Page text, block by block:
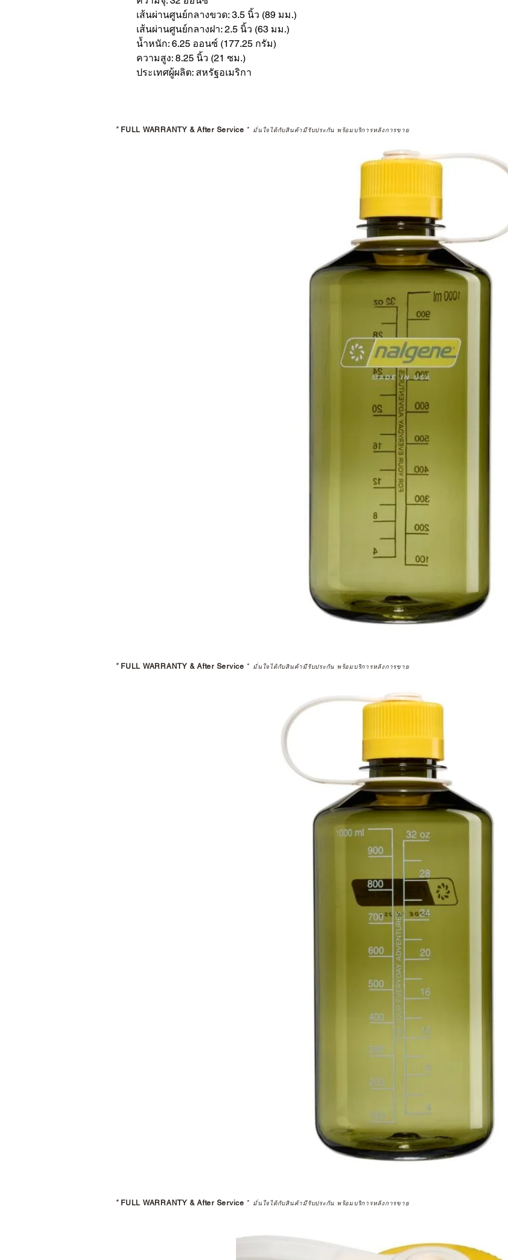
เส้นผ่านศูนย์กลางขวด: 3.5 นิ้ว (89 มม.)
เส้นผ่านศูนย์กลางฝา: 2.5 นิ้ว (63 มม.)
น้ำหนัก: 6.25 ออนซ์ (177.25 กรัม)
ความสูง: 8.25 นิ้ว (21 ซม.)
ประเทศผู้ผลิต: สหรัฐอเมริกา
* FULL WARRANTY & After Service * มั่นใจได้กับสินค้ามีรับประกัน พร้อมบริการหลังการขาย
* FULL WARRANTY & After Service * มั่นใจได้กับสินค้ามีรับประกัน พร้อมบริการหลังการขาย
* FULL WARRANTY & After Service * มั่นใจได้กับสินค้ามีรับประกัน พร้อมบริการหลังการขาย